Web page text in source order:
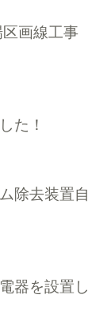
画線工事
た！
除去装置自
器を設置し